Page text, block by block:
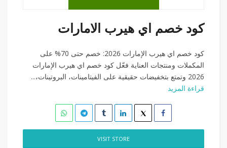
كود خصم اي هيرب الامارات
كود خصم اي هيرب الإمارات 2026: خصم حتى 70% على
المكملات ومنتجات العناية فعّل كود خصم اي هيرب الإمارات
2026 وتمتع بتخفيضات حقيقية على الفيتامينات، البروتينات،...
قراءة المزيد
VISIT STORE